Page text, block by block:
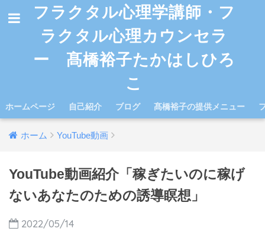
フラクタル心理学講師・フ
ラクタル心理カウンセラ
ー 髙橋裕子たかはしひろ
こ
ホームページ 自己紹介 ブログ 髙橋裕子の提供メニュー
ホーム YouTube動画
YouTube動画紹介「稼ぎたいのに稼げ
ないあなたのための誘導瞑想」
2022/05/14